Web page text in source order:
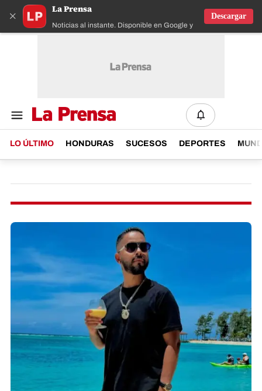
×
La Prensa
Noticias al instante. Disponible en Google y IOS
Descargar
LO ÚLTIMO HONDURAS SUCESOS DEPORTES